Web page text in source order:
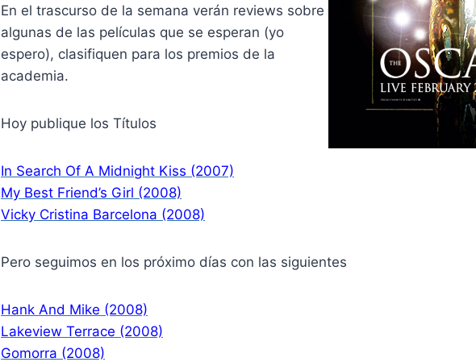
En el trascurso de la semana verán reviews sobre
algunas de las películas que se esperan (yo
espero), clasifiquen para los premios de la
academia.
Hoy publique los Títulos
In Search Of A Midnight Kiss (2007)
My Best Friend’s Girl (2008)
Vicky Cristina Barcelona (2008)
Pero seguimos en los próximo días con las siguientes
Hank And Mike (2008)
Lakeview Terrace (2008)
Gomorra (2008)